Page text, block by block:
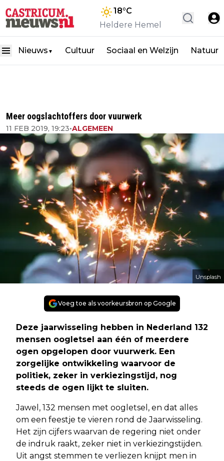
18°C
Heldere Hemel
Nieuws ▼ Cultuur Sociaal en Welzijn Natuur
Meer oogslachtoffers door vuurwerk
11 FEB 2019, 19:23•ALGEMEEN
Unsplash
Voeg toe als voorkeursbron op Google
Deze jaarwisseling hebben in Nederland 132
mensen oogletsel aan één of meerdere
ogen opgelopen door vuurwerk. Een
zorgelijke ontwikkeling waarvoor de
politiek, zeker in verkiezingstijd, nog
steeds de ogen lijkt te sluiten.
Jawel, 132 mensen met oogletsel, en dat alles
om een feestje te vieren rond de Jaarwisseling.
Het zijn cijfers waarvan de regering niet onder
de indruk raakt, zeker niet in verkiezingstijden.
Uit angst stemmen te verliezen knijpt men in